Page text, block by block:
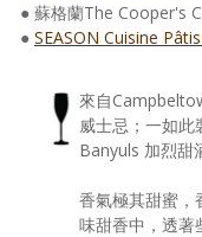
● 蘇格蘭The Cooper's
● SEASON Cuisine
來自
威士忌；一如此
Banyuls 加烈甜
香氣極其甜蜜，
味甜香中，透著